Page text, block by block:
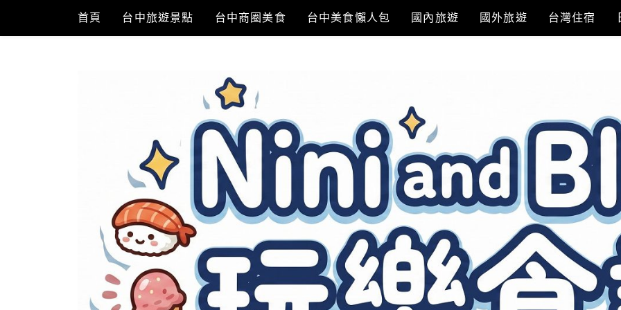
content
首頁 台中旅遊景點 台中商圈美食 台中美食懶人包 國內旅遊 國外旅遊 台灣住宿